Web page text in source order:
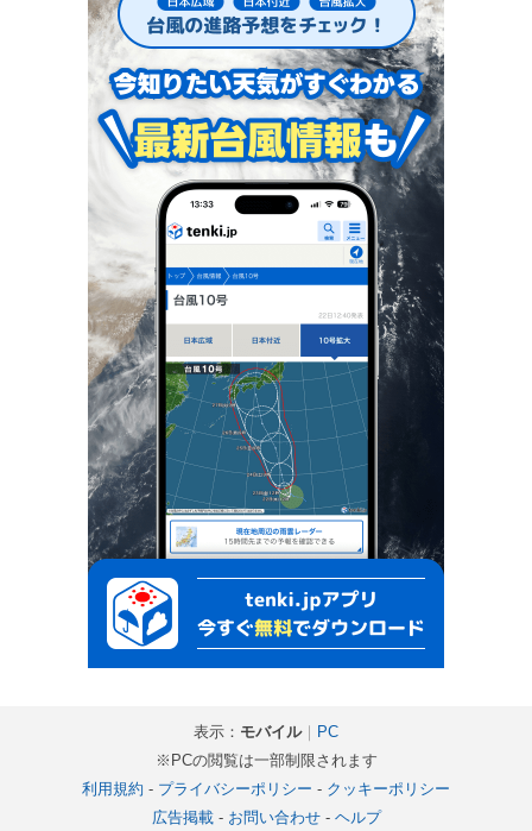
表示： モバイル｜ PC
※PCの閲覧は一部制限されます
利用規約 - プライバシーポリシー - クッキーポリシー
広告掲載- お問い合わせ- ヘルプ